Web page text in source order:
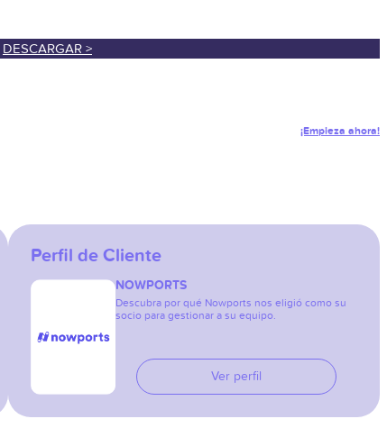
DESCARGAR >
¡Empieza ahora!
Perfil de Cliente
NOWPORTS
Descubra por qué Nowports nos eligió como su
socio para gestionar a su equipo.
Ver perfil